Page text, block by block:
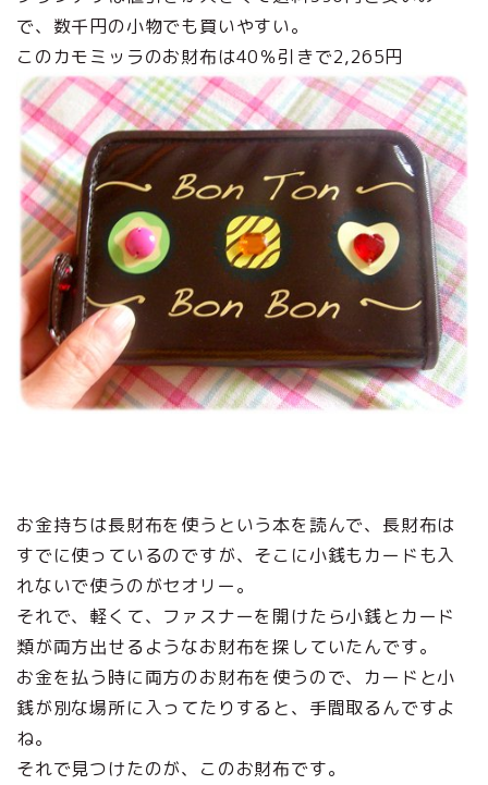
で、数千円の小物でも買いやすい。
このカモミッラのお財布は40％引きで2,265円
お金持ちは長財布を使うという本を読んで、長財布は
すでに使っているのですが、そこに小銭もカードも入
れないで使うのがセオリー。
それで、軽くて、ファスナーを開けたら小銭とカード
類が両方出せるようなお財布を探していたんです。
お金を払う時に両方のお財布を使うので、カードと小
銭が別な場所に入ってたりすると、手間取るんですよ
ね。
それで見つけたのが、このお財布です。